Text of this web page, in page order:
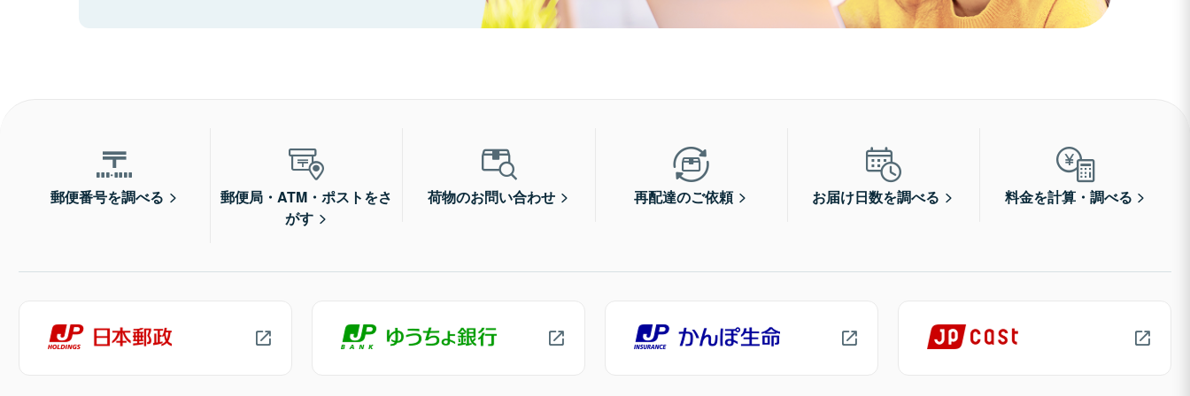
郵便番号を調べる
郵便局・ATM・ポストをさ
がす
荷物のお問い合わせ 再配達のご依頼 お届け日数を調べる 料金を計算・調べる